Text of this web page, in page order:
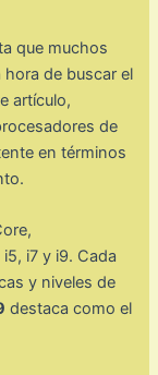
que muchos
de buscar el
artículo,
de
en términos
i7 y i9. Cada
y niveles de
destaca como el